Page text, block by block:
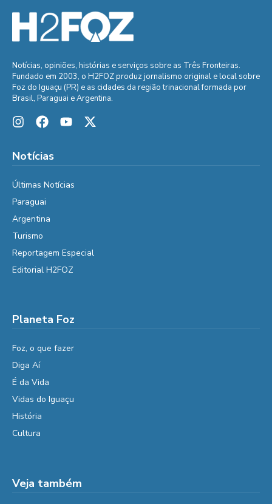
Notícias, opiniões, histórias e serviços sobre as Três Fronteiras.
Fundado em 2003, o H2FOZ produz jornalismo original e local sobre
Foz do Iguaçu (PR) e as cidades da região trinacional formada por
Brasil, Paraguai e Argentina.
Notícias
Últimas Notícias
Paraguai
Argentina
Turismo
Reportagem Especial
Editorial H2FOZ
Planeta Foz
Foz, o que fazer
Diga Aí
É da Vida
Vidas do Iguaçu
História
Cultura
Veja também